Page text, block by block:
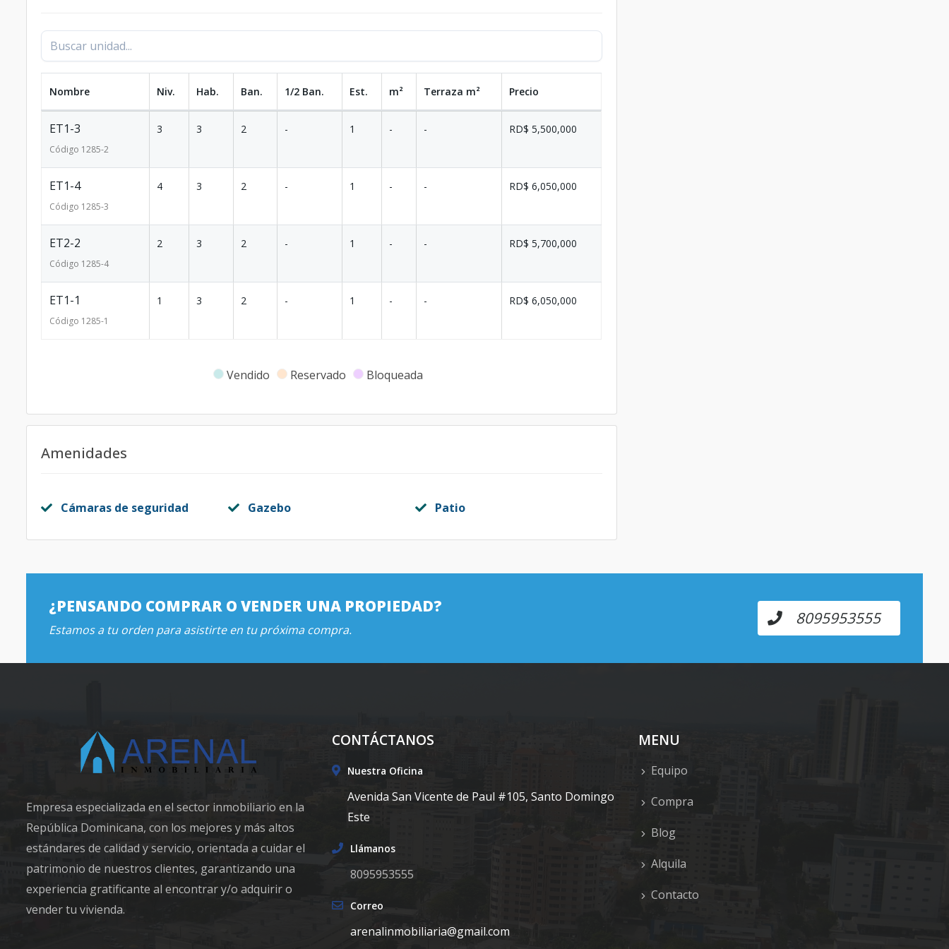
Nombre Niv. Hab. Ban. 1/2 Ban. Est. m² Terraza m² Precio
ET1-3
Código 1285-2
3 3 2 - 1 - - RD$ 5,500,000
ET1-4
Código 1285-3
4 3 2 - 1 - - RD$ 6,050,000
ET2-2
Código 1285-4
2 3 2 - 1 - - RD$ 5,700,000
ET1-1
Código 1285-1
1 3 2 - 1 - - RD$ 6,050,000
Vendido Reservado Bloqueada
Amenidades
Cámaras de seguridad Gazebo Patio
¿PENSANDO COMPRAR O VENDER UNA PROPIEDAD?
Estamos a tu orden para asistirte en tu próxima compra.
8095953555
Empresa especializada en el sector inmobiliario en la
República Dominicana, con los mejores y más altos
estándares de calidad y servicio, orientada a cuidar el
patrimonio de nuestros clientes, garantizando una
experiencia gratificante al encontrar y/o adquirir o
vender tu vivienda.
CONTÁCTANOS
Nuestra Oficina
Avenida San Vicente de Paul #105, Santo Domingo
Este
Llámanos
8095953555
Correo
arenalinmobiliaria@gmail.com
MENU
Equipo
Compra
Blog
Alquila
Contacto